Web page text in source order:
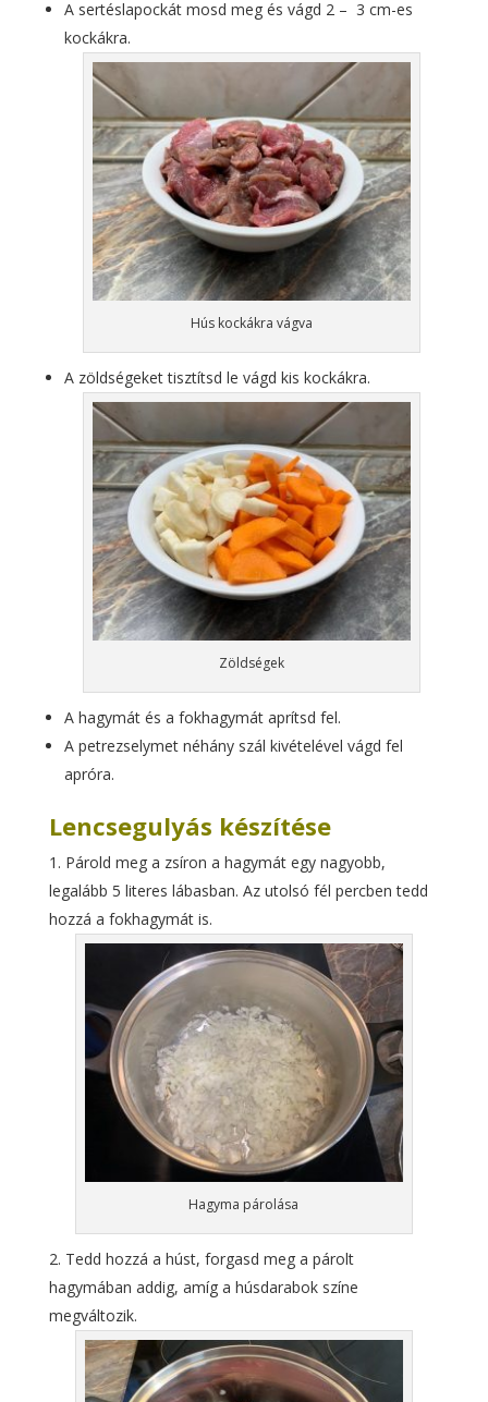
A sertéslapockát mosd meg és vágd 2 – 3 cm-es
kockákra.
Hús kockákra vágva
A zöldségeket tisztítsd le vágd kis kockákra.
Zöldségek
A hagymát és a fokhagymát aprítsd fel.
A petrezselymet néhány szál kivételével vágd fel
apróra.
Lencsegulyás készítése
Párold meg a zsíron a hagymát egy nagyobb,
legalább 5 literes lábasban. Az utolsó fél percben tedd
hozzá a fokhagymát is.
Hagyma párolása
Tedd hozzá a húst, forgasd meg a párolt
hagymában addig, amíg a húsdarabok színe
megváltozik.